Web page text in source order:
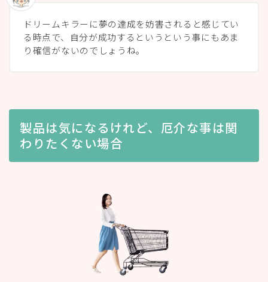
ドリームキラーに夢の達成を妨害されると感じてい
る時点で、自分が成功するというという事にもあま
り確信がないのでしょうね。
製品は気になるけれど、厄介な事は関
わりたくない場合